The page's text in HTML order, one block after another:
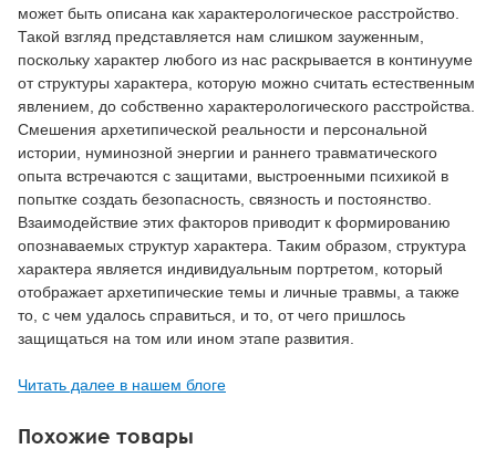
может быть описана как характерологическое расстройство.
Такой взгляд представляется нам слишком зауженным,
поскольку характер любого из нас раскрывается в континууме
от структуры характера, которую можно считать естественным
явлением, до собственно характерологического расстройства.
Смешения архетипической реальности и персональной
истории, нуминозной энергии и раннего травматического
опыта встречаются с защитами, выстроенными психикой в
попытке создать безопасность, связность и постоянство.
Взаимодействие этих факторов приводит к формированию
опознаваемых структур характера. Таким образом, структура
характера является индивидуальным портретом, который
отображает архетипические темы и личные травмы, а также
то, с чем удалось справиться, и то, от чего пришлось
защищаться на том или ином этапе развития.
Читать далее в нашем блоге
Похожие товары